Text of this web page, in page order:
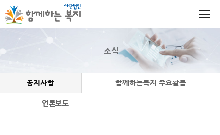
소식
공지사항 함께하는복지 주요활동
언론보도